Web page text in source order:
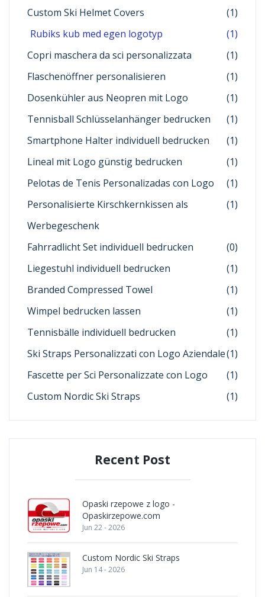
Custom Ski Helmet Covers
(1)
Rubiks kub med egen logotyp
(1)
Copri maschera da sci personalizzata
(1)
Flaschenöffner personalisieren
(1)
Dosenkühler aus Neopren mit Logo
(1)
Tennisball Schlüsselanhänger bedrucken
(1)
Smartphone Halter individuell bedrucken
(1)
Lineal mit Logo günstig bedrucken
(1)
Pelotas de Tenis Personalizadas con Logo
(1)
Personalisierte Kirschkernkissen als
Werbegeschenk
(1)
Fahrradlicht Set individuell bedrucken
(0)
Liegestuhl individuell bedrucken
(1)
Branded Compressed Towel
(1)
Wimpel bedrucken lassen
(1)
Tennisbälle individuell bedrucken
(1)
Ski Straps Personalizzati con Logo Aziendale(1)
Fascette per Sci Personalizzate con Logo
(1)
Custom Nordic Ski Straps
(1)
Recent Post
Opaski rzepowe z logo -
Opaskirzepowe.com
Jun 22 - 2026
Custom Nordic Ski Straps
Jun 14 - 2026